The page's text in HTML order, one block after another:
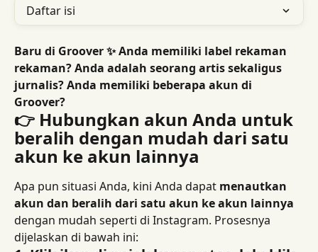
Daftar isi
Baru di Groover ✨ Anda memiliki label rekaman
rekaman? Anda adalah seorang artis sekaligus
jurnalis? Anda memiliki beberapa akun di
Groover?
👉 Hubungkan akun Anda untuk
beralih dengan mudah dari satu
akun ke akun lainnya
Apa pun situasi Anda, kini Anda dapat menautkan
akun dan beralih dari satu akun ke akun lainnya
dengan mudah seperti di Instagram. Prosesnya
dijelaskan di bawah ini: